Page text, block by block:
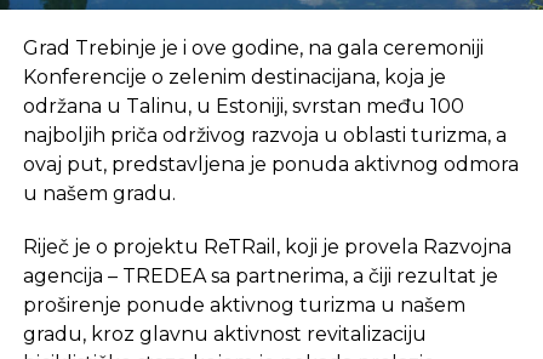
izjavio je mostarski gradonačelnik.
Pored Grada Mostara, delegacija Bosne i
Hercegovine uključuje i predstavnike
Spoljnotrgovinske komore, koja u saradnji s
lokalnim zajednicama rukovodi Vinskom ceste
pruža značajnu podršku njenom razvoju.
REKLAMA
Grad Trebinje je i ove godine, na gala ceremoniji
Konferencije o zelenim destinacijana, koja je
održana u Talinu, u Estoniji, svrstan među 100
najboljih priča održivog razvoja u oblasti turizma, a
ovaj put, predstavljena je ponuda aktivnog odmora
u našem gradu.
Riječ je o projektu ReTRail, koji je provela Razvojna
agencija – TREDEA sa partnerima, a čiji rezultat je
proširenje ponude aktivnog turizma u našem
gradu, kroz glavnu aktivnost revitalizaciju